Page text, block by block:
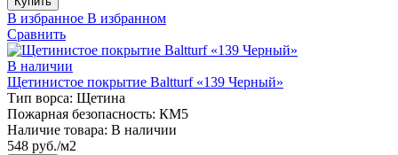
В избранное В избранном
Сравнить
В наличии
Щетинистое покрытие Baltturf «139 Черный»
Тип ворса: Щетина
Пожарная безопасность: КМ5
Наличие товара: В наличии
548 руб./м2